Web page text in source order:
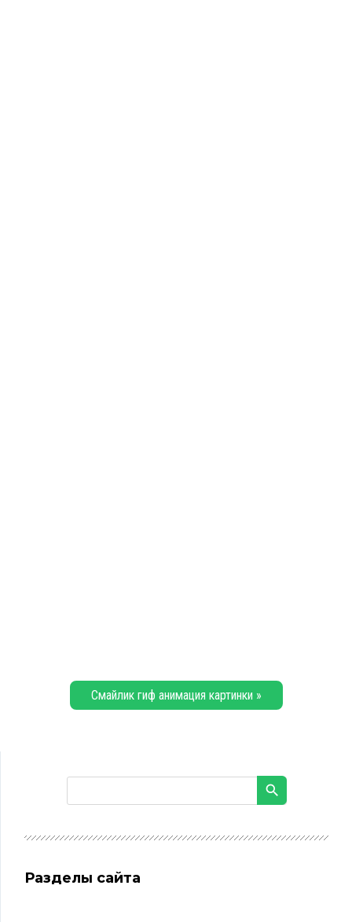
Смайлик гиф анимация картинки »
Разделы сайта